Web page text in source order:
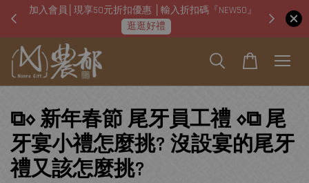
即日起「本店可線上使用台灣pay掃碼支付」
掃碼QR支付去！
2022
⧉⋄ 新年春節 尾牙員工禮 ⋄⧉ 尾
牙宴小禮怎麼挑? 沒設宴的尾牙
禮又該怎麼挑?